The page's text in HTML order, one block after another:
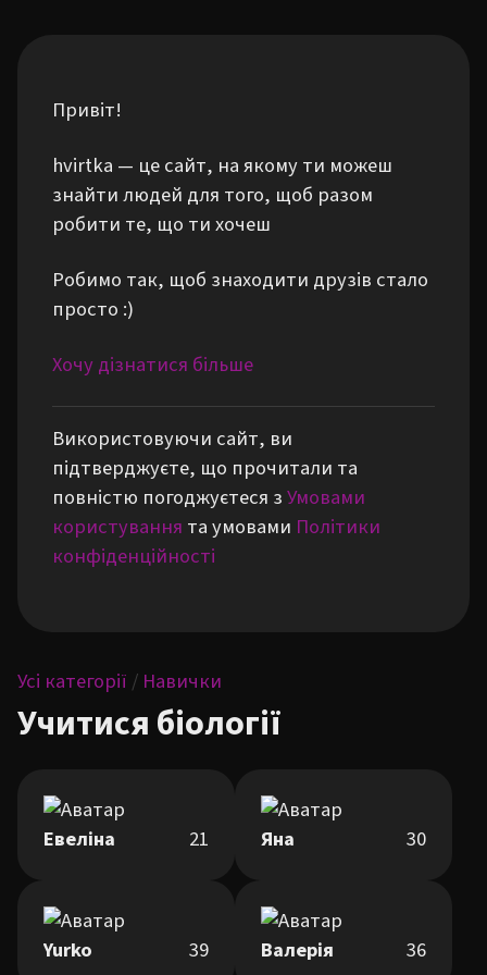
Привіт!
hvirtka — це сайт, на якому ти можеш
знайти людей для того, щоб разом
робити те, що ти хочеш
Робимо так, щоб знаходити друзів стало
просто :)
Хочу дізнатися більше
Використовуючи сайт, ви
підтверджуєте, що прочитали та
повністю погоджуєтеся зУмовами
користування та умовами Політики
конфіденційності
Усі категорії / Навички
Учитися біології
Евеліна 21 Яна 30
Yurko 39 Валерія 36